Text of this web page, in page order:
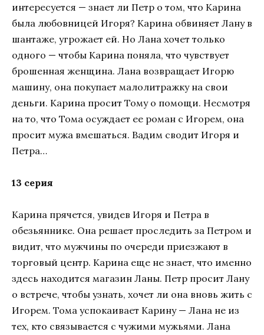
интересуется — знает ли Петр о том, что Карина
была любовницей Игоря? Карина обвиняет Лану в
шантаже, угрожает ей. Но Лана хочет только
одного — чтобы Карина поняла, что чувствует
брошенная женщина. Лана возвращает Игорю
машину, она покупает малолитражку на свои
деньги. Карина просит Тому о помощи. Несмотря
на то, что Тома осуждает ее роман с Игорем, она
просит мужа вмешаться. Вадим сводит Игоря и
Петра…
13 серия
Карина прячется, увидев Игоря и Петра в
обезьяннике. Она решает проследить за Петром и
видит, что мужчины по очереди приезжают в
торговый центр. Карина еще не знает, что именно
здесь находится магазин Ланы. Петр просит Лану
о встрече, чтобы узнать, хочет ли она вновь жить с
Игорем. Тома успокаивает Карину — Лана не из
тех, кто связывается с чужими мужьями. Лана